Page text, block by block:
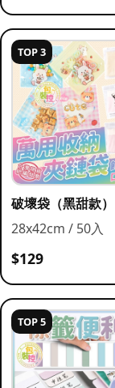
TOP 3
破壞袋（黑甜款）
28x42cm / 50入
$129
TOP 5